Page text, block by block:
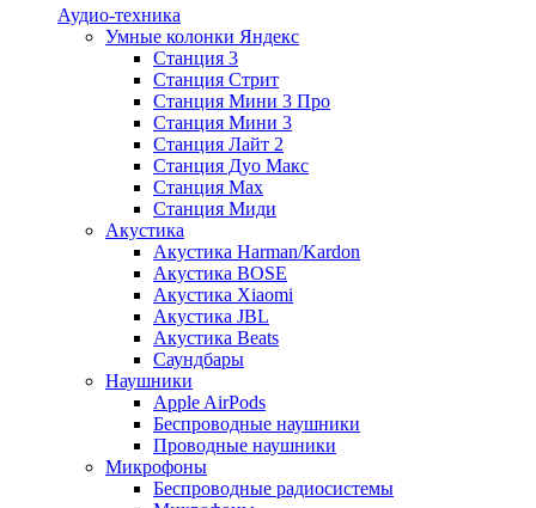
Аудио-техника
Умные колонки Яндекс
Станция 3
Станция Стрит
Станция Мини 3 Про
Станция Мини 3
Станция Лайт 2
Станция Дуо Макс
Станция Max
Станция Миди
Акустика
Акустика Harman/Kardon
Акустика BOSE
Акустика Xiaomi
Акустика JBL
Акустика Beats
Саундбары
Наушники
Apple AirPods
Беспроводные наушники
Проводные наушники
Микрофоны
Беспроводные радиосистемы